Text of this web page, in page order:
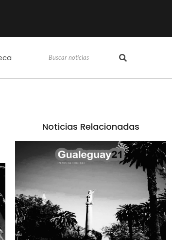
Noticias Relacionadas